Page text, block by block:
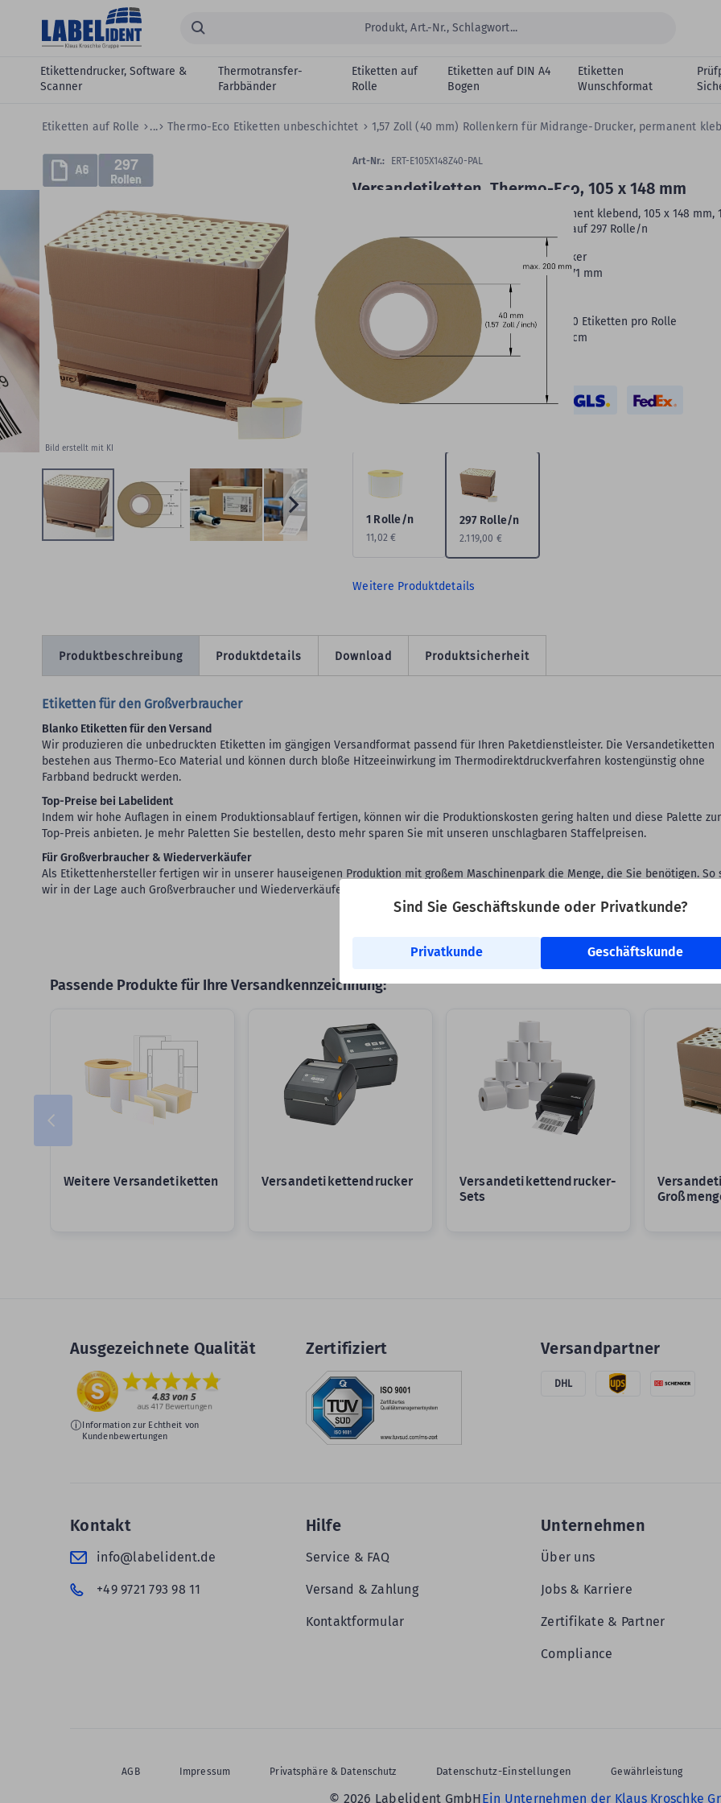
Sind Sie Geschäftskunde oder Privatkunde?
Privatkunde Geschäftskunde
Zum Hauptinhalt springen
Suchen...
Etikettendrucker, Software &
Scanner
Thermotransfer-
Farbbänder
Etiketten auf
Rolle
Etiketten auf DIN A4
Bogen
Etiketten
Wunschformat
Etiketten auf Rolle ... Thermo-Eco Etiketten unbeschichtet 1,57 Zoll (40 mm) Rollenkern für Midrange-Drucker, permanent
Zum
der
Bild erstellt mit KI
297
Skip
the
images
gallery
Versandetiketten, Thermo-Eco, 105 x 148 mm
Thermoetiketten Thermo-Eco, weiß, permanent klebend, 105 x 148 mm,
Zoll (40 mm) Rollenkern, 297.000 Etiketten auf 297 Rolle/n
Art-Nr.: ERT-E105X148Z40-PAL
Standard- und Industriedrucker
108 mm - Rollenaußen-Ø:171 mm
Druck:
ohne Farbband
Rollenkern:
1,57 Zoll (40 mm)
VE:
297.000 Etiketten auf 297 Rollen - 1.000 Etiketten pro Rolle
Verpackungsmaß (LxBxH):
120 x 80 x 123 cm
Etikettenformat geeignet für:
DHL
1 Rolle/n
11,02 €
297 Rolle/n
2.119,00 €
Weitere Produktdetails
Produktbeschreibung
Etiketten für den Großverbraucher
Blanko Etiketten für den Versand
Wir produzieren die unbedruckten Etiketten im gängigen Versandformat passend für Ihren Paketdienstleister. Die Versandetiketten
bestehen aus Thermo-Eco Material und können durch bloße Hitzeeinwirkung im Thermodirektdruckverfahren kostengünstig ohne
Farbband bedruckt werden.
Top-Preise bei Labelident
Indem wir hohe Auflagen in einem Produktionsablauf fertigen, können wir die Produktionskosten gering halten und diese Palette
Top-Preis anbieten. Je mehr Paletten Sie bestellen, desto mehr sparen Sie mit unseren unschlagbaren Staffelpreisen.
Für Großverbraucher & Wiederverkäufer
Als Etikettenhersteller fertigen wir in unserer hauseigenen Produktion mit großem Maschinenpark die Menge, die Sie benötigen. So
wir in der Lage auch Großverbraucher und Wiederverkäufer mit sehr hohem Bedarf schnell und zuverlässig zu beliefern.
Produktdetails Download Produktsicherheit
Passende Produkte für Ihre Versandkennzeichnung:
Weitere Versandetiketten Versandetikettendrucker
Versandetikettendrucker-
Sets
Ausgezeichnete Qualität
Information zur Echtheit von
Kundenbewertungen
Zertifiziert Versandpartner
DHL
Kontakt
info@labelident.de
+49 9721 793 98 11
Hilfe
Service & FAQ
Versand & Zahlung
Kontaktformular
Unternehmen
Über uns
Jobs & Karriere
Zertifikate & Partner
Compliance
AGB Impressum Privatsphäre & Datenschutz Datenschutz-Einstellungen Gewährleistung
© 2026 Labelident GmbHEin Unternehmen der Klaus Kroschke